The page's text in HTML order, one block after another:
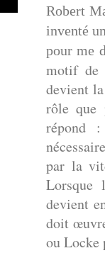
Robert
inventé
pour me
motif de
devient
rôle que
répond
par la
Lorsque
devient
doit
ou Locke